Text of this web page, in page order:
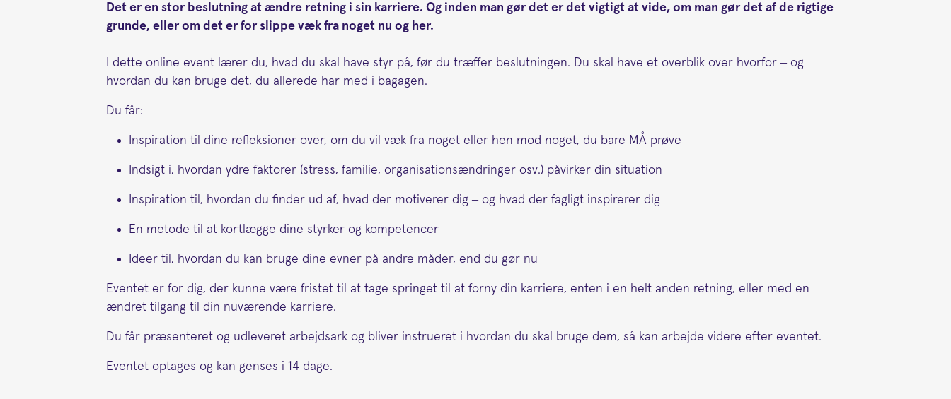
Det er en stor beslutning at ændre retning i sin karriere. Og inden man gør det er det vigtigt at vide, om man gør det af de rigtige
grunde, eller om det er for slippe væk fra noget nu og her.
I dette online event lærer du, hvad du skal have styr på, før du træffer beslutningen. Du skal have et overblik over hvorfor – og
hvordan du kan bruge det, du allerede har med i bagagen.
Du får:
Inspiration til dine refleksioner over, om du vil væk fra noget eller hen mod noget, du bare MÅ prøve
Indsigt i, hvordan ydre faktorer (stress, familie, organisationsændringer osv.) påvirker din situation
Inspiration til, hvordan du finder ud af, hvad der motiverer dig – og hvad der fagligt inspirerer dig
En metode til at kortlægge dine styrker og kompetencer
Ideer til, hvordan du kan bruge dine evner på andre måder, end du gør nu
Eventet er for dig, der kunne være fristet til at tage springet til at forny din karriere, enten i en helt anden retning, eller med en
ændret tilgang til din nuværende karriere.
Du får præsenteret og udleveret arbejdsark og bliver instrueret i hvordan du skal bruge dem, så kan arbejde videre efter eventet.
Eventet optages og kan genses i 14 dage.